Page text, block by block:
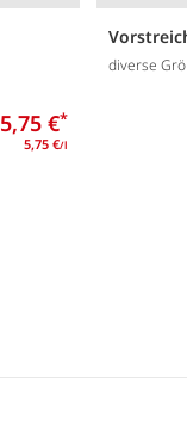
5,75 €*
5,75 €/l
diverse